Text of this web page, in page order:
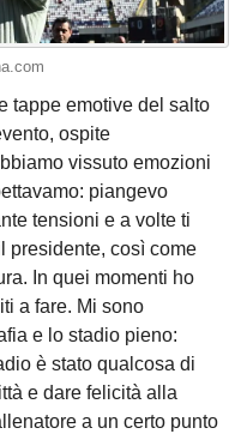
tappe emotive del salto
ospite
vissuto emozioni
piangevo
tensioni e a volte ti
presidente, così come
In quei momenti ho
a fare. Mi sono
e lo stadio pieno:
è stato qualcosa di
e dare felicità alla
a un certo punto